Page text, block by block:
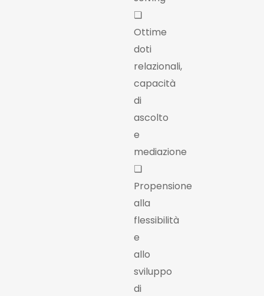
❏
Ottime
doti
relazionali,
capacità
di
ascolto
e
mediazione
❏
Propensione
alla
flessibilità
e
allo
sviluppo
di